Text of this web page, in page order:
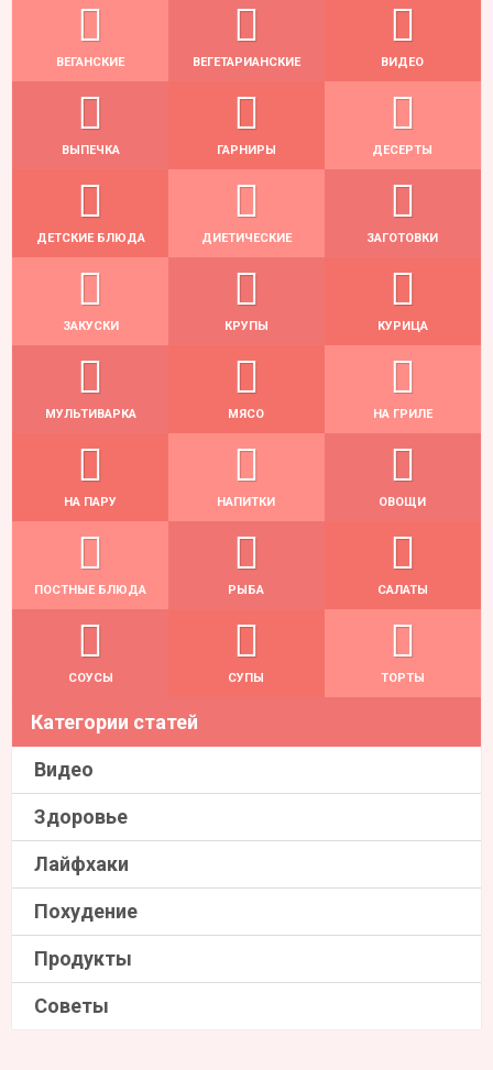
ВЕГАНСКИЕ ВЕГЕТАРИАНСКИЕ ВИДЕО
ВЫПЕЧКА ГАРНИРЫ ДЕСЕРТЫ
ДЕТСКИЕ БЛЮДА ДИЕТИЧЕСКИЕ ЗАГОТОВКИ
ЗАКУСКИ КРУПЫ КУРИЦА
МУЛЬТИВАРКА МЯСО НА ГРИЛЕ
НА ПАРУ НАПИТКИ ОВОЩИ
ПОСТНЫЕ БЛЮДА РЫБА САЛАТЫ
СОУСЫ СУПЫ ТОРТЫ
Категории статей
Видео
Здоровье
Лайфхаки
Похудение
Продукты
Советы